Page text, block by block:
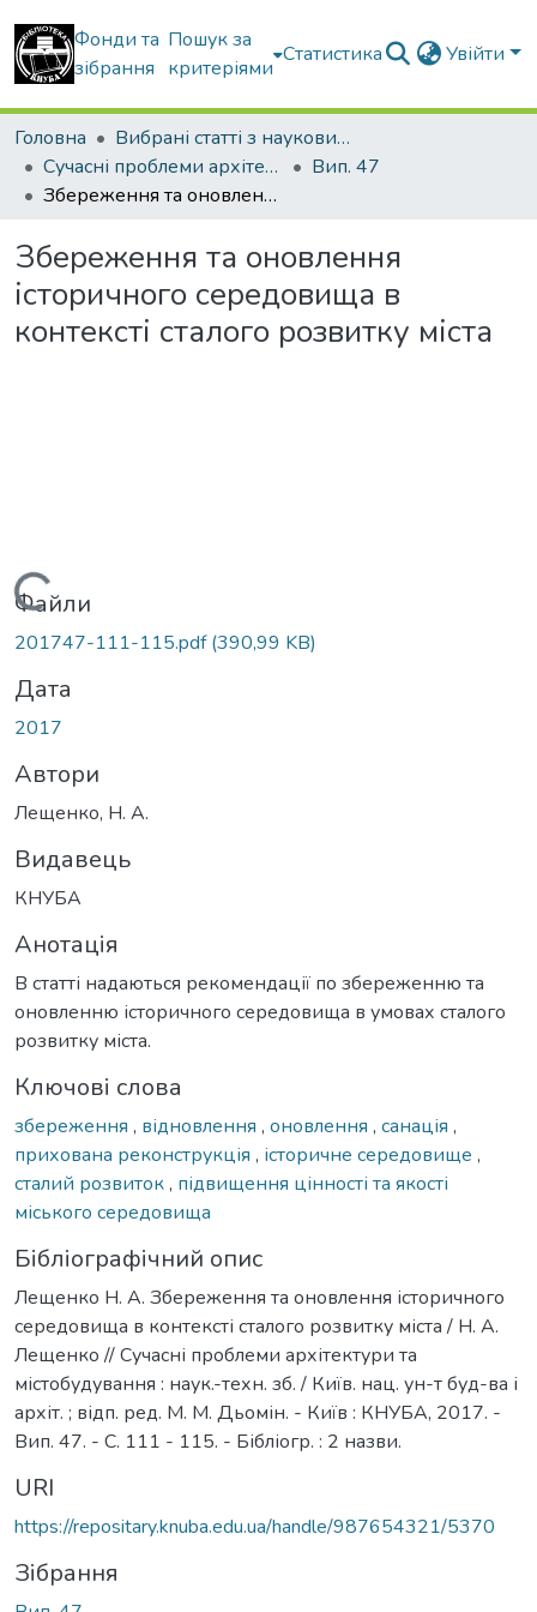
Фонди та
зібрання
Пошук за
критеріями
Статистика Увійти
Головна
Вибрані статті з наукових збірників КНУБА
Сучасні проблеми архітектури та містобудування
Вип. 47
Збереження та оновлення історичного середовища в контексті сталого розвитку міста
Збереження та оновлення
історичного середовища в
контексті сталого розвитку міста
Вантажиться...
Файли
201747-111-115.pdf(390,99 KB)
Дата
2017
Автори
Лещенко, Н. А.
Видавець
КНУБА
Анотація
В статті надаються рекомендації по збереженню та
оновленню історичного середовища в умовах сталого
розвитку міста.
Ключові слова
збереження , відновлення , оновлення , санація ,
прихована реконструкція , історичне середовище ,
сталий розвиток, підвищення цінності та якості
міського середовища
Бібліографічний опис
Лещенко Н. А. Збереження та оновлення історичного
середовища в контексті сталого розвитку міста / Н. А.
Лещенко // Сучасні проблеми архітектури та
містобудування : наук.-техн. зб. / Київ. нац. ун-т буд-ва і
архіт. ; відп. ред. М. М. Дьомін. - Київ : КНУБА, 2017. -
Вип. 47. - С. 111 - 115. - Бібліогр. : 2 назви.
URI
https://repositary.knuba.edu.ua/handle/987654321/5370
Зібрання